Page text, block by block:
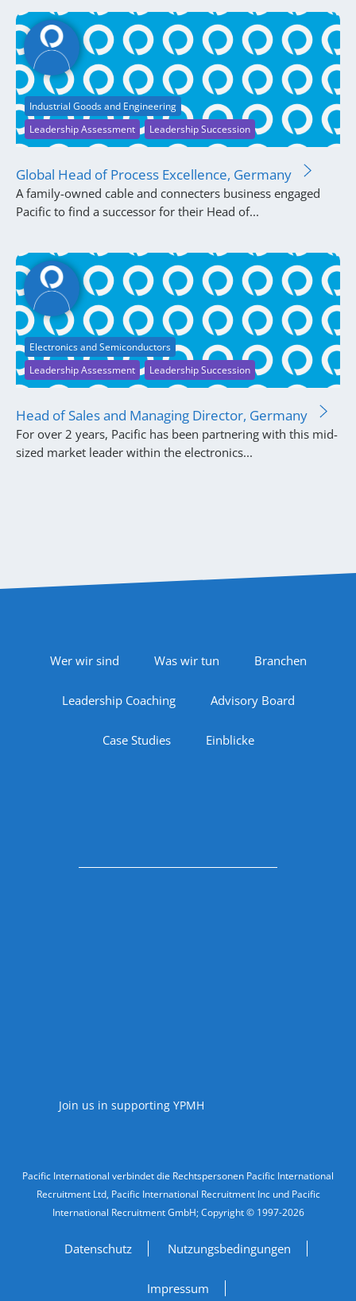
Leadership Assessment Leadership Succession
Industrial Goods and Engineering
Global Head of Process Excellence, Germany
A family-owned cable and connecters business engaged
Pacific to find a successor for their Head of...
Leadership Assessment Leadership Succession
Electronics and Semiconductors
Head of Sales and Managing Director, Germany
For over 2 years, Pacific has been partnering with this mid-
sized market leader within the electronics...
Footer Navigation
Wer wir sind Was wir tun Branchen
Leadership Coaching Advisory Board
Case Studies Einblicke
Join us in supporting YPMH
Legal Information
Pacific International verbindet die Rechtspersonen Pacific International
Recruitment Ltd, Pacific International Recruitment Inc und Pacific
International Recruitment GmbH; Copyright © 1997-2026
Datenschutz Nutzungsbedingungen
Impressum